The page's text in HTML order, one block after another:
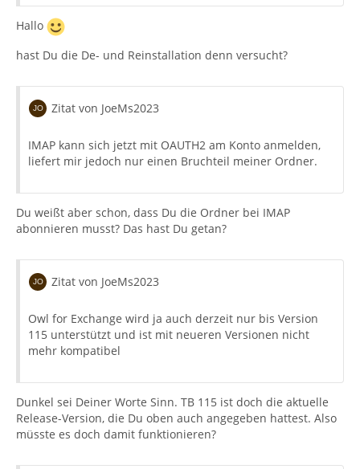
Hallo
hast Du die De- und Reinstallation denn versucht?
Zitat von JoeMs2023
IMAP kann sich jetzt mit OAUTH2 am Konto anmelden,
liefert mir jedoch nur einen Bruchteil meiner Ordner.
Du weißt aber schon, dass Du die Ordner bei IMAP
abonnieren musst? Das hast Du getan?
Zitat von JoeMs2023
Owl for Exchange wird ja auch derzeit nur bis Version
115 unterstützt und ist mit neueren Versionen nicht
mehr kompatibel
Dunkel sei Deiner Worte Sinn. TB 115 ist doch die aktuelle
Release-Version, die Du oben auch angegeben hattest. Also
müsste es doch damit funktionieren?